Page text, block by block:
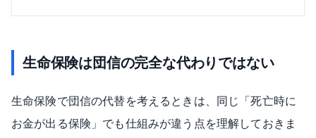
生命保険は団信の完全な代わりではない
生命保険で団信の代替を考えるときは、同じ「死亡時に
お金が出る保険」でも仕組みが違う点を理解しておきま